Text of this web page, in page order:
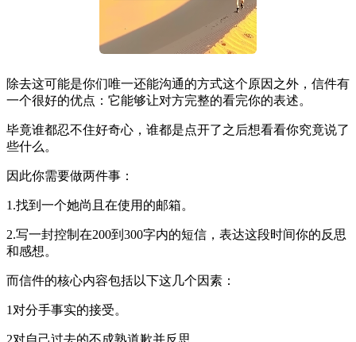
除去这可能是你们唯一还能沟通的方式这个原因之外，信件有
一个很好的优点：它能够让对方完整的看完你的表述。
毕竟谁都忍不住好奇心，谁都是点开了之后想看看你究竟说了
些什么。
因此你需要做两件事：
1.找到一个她尚且在使用的邮箱。
2.写一封控制在200到300字内的短信，表达这段时间你的反思
和感想。
而信件的核心内容包括以下这几个因素：
1对分手事实的接受。
2对自己过去的不成熟道歉并反思。